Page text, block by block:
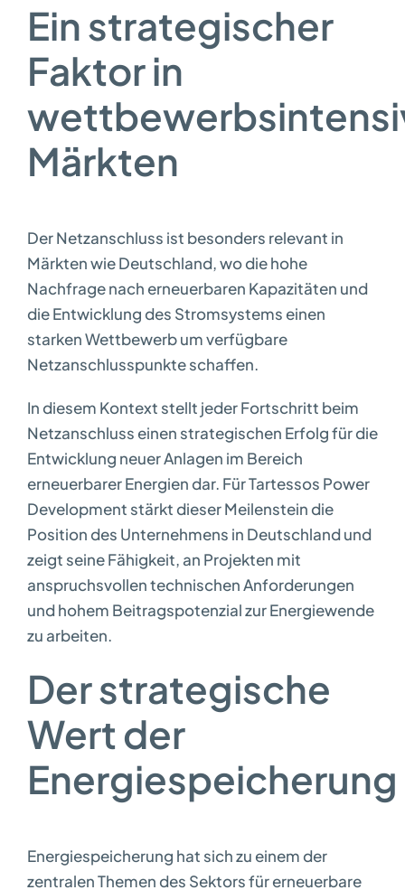
Ein strategischer
Faktor in
Märkten
Der Netzanschluss ist besonders relevant in
Märkten wie Deutschland, wo die hohe
Nachfrage nach erneuerbaren Kapazitäten und
die Entwicklung des Stromsystems einen
starken Wettbewerb um verfügbare
Netzanschlusspunkte schaffen.
In diesem Kontext stellt jeder Fortschritt beim
Netzanschluss einen strategischen Erfolg für die
Entwicklung neuer Anlagen im Bereich
erneuerbarer Energien dar. Für Tartessos Power
Development stärkt dieser Meilenstein die
Position des Unternehmens in Deutschland und
zeigt seine Fähigkeit, an Projekten mit
anspruchsvollen technischen Anforderungen
und hohem Beitragspotenzial zur Energiewende
zu arbeiten.
Der strategische
Wert der
Energiespeicherung
Energiespeicherung hat sich zu einem der
zentralen Themen des Sektors für erneuerbare